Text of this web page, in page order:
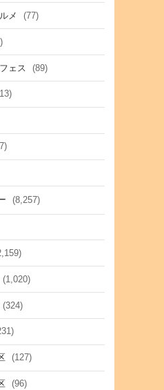
メ (77)
ェス (89)
(8,257)
(1,020)
(324)
(127)
(96)